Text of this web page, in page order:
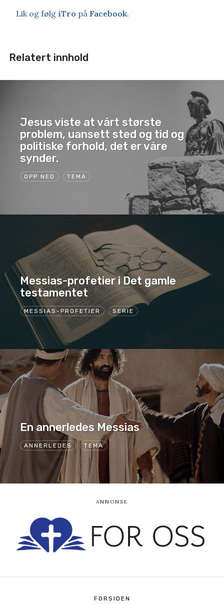
Lik og følg iTro på Facebook.
Relatert innhold
OPP NED TEMA
Jesus viste at vårt største
problem, uansett sted og tid og
politiske forhold, det er våre
synder.
MESSIAS-PROFETIER SERIE
Messias-profetier i Det gamle
testamentet
ANNERLEDES TEMA
En annerledes Messias
FORSIDEN